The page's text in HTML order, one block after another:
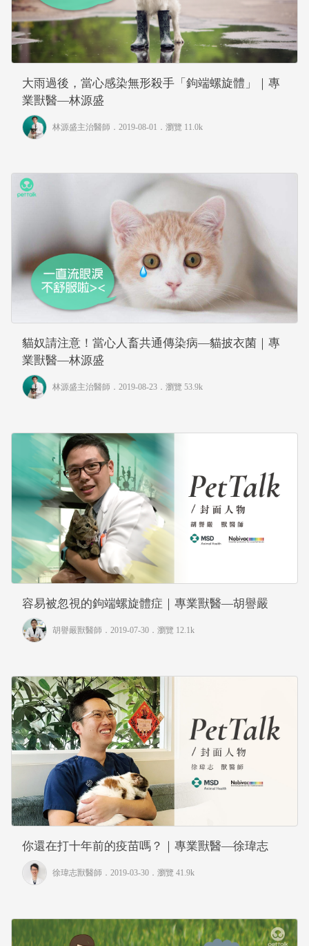
大雨過後，當心感染無形殺手「鉤端螺旋體」｜專
業獸醫—林源盛
林源盛主治醫師 ．2019-08-01． 瀏覽 11.0k
貓奴請注意！當心人畜共通傳染病—貓披衣菌｜專
業獸醫—林源盛
林源盛主治醫師 ．2019-08-23． 瀏覽 53.9k
容易被忽視的鉤端螺旋體症｜專業獸醫—胡譽嚴
胡譽嚴獸醫師 ．2019-07-30． 瀏覽 12.1k
你還在打十年前的疫苗嗎？｜專業獸醫—徐瑋志
徐瑋志獸醫師 ．2019-03-30． 瀏覽 41.9k